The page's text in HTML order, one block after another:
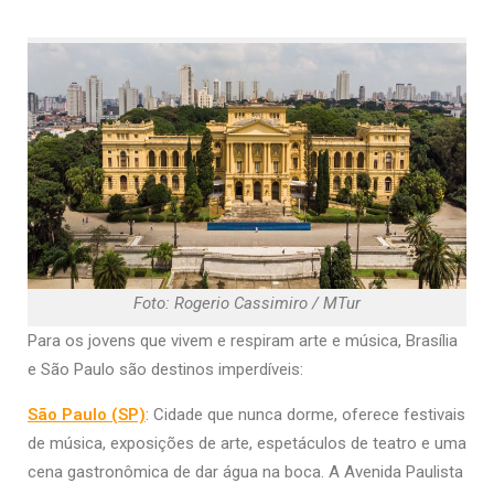
Foto: Rogerio Cassimiro / MTur
Para os jovens que vivem e respiram arte e música, Brasília
e São Paulo são destinos imperdíveis:
São Paulo (SP): Cidade que nunca dorme, oferece festivais
de música, exposições de arte, espetáculos de teatro e uma
cena gastronômica de dar água na boca. A Avenida Paulista